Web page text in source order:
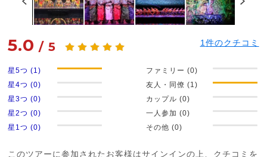
5.0 /5 1件のクチコミ
星5つ (1)
星4つ (0)
星3つ (0)
星2つ (0)
星1つ (0)
ファミリー (0)
友人・同僚 (1)
カップル (0)
一人参加 (0)
その他 (0)
このツアーに参加されたお客様はサインインの上、クチコミを